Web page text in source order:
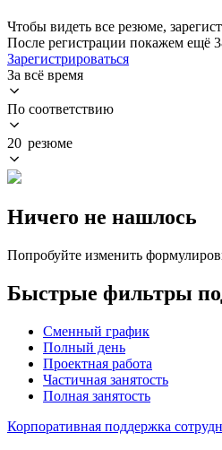
Чтобы видеть все резюме,
После регистрации покажем ещё
Зарегистрироваться
За всё время
По соответствию
20 резюме
Ничего не нашлось
Попробуйте изменить
Быстрые фильтры
Сменный график
Полный день
Проектная работа
Частичная занятость
Полная занятость
Корпоративная поддержка